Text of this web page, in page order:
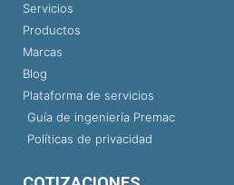
Servicios
Productos
Marcas
Blog
Plataforma de servicios
Guía de ingeniería Premac
Políticas de privacidad